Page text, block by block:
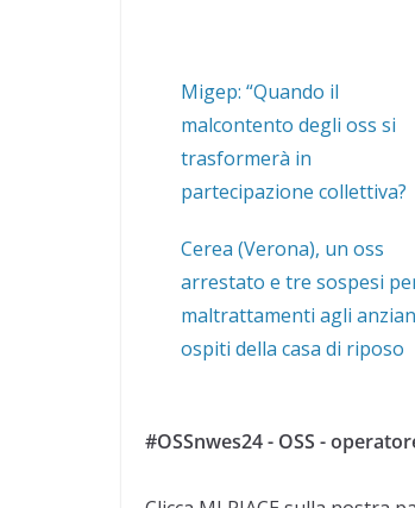
Migep: “Quando il
malcontento degli oss si
trasformerà in
partecipazione collettiva?
Cerea (Verona), un oss
arrestato e tre sospesi
maltrattamenti agli
ospiti della casa di riposo
#OSSnwes24 - OSS -